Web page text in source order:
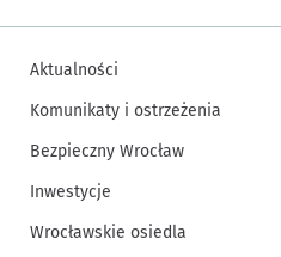
Aktualności
Komunikaty i ostrzeżenia
Bezpieczny Wrocław
Inwestycje
Wrocławskie osiedla